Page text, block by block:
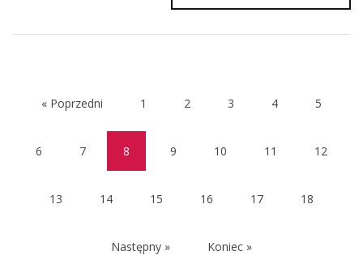
–
« Poprzedni 1 2 3 4 5
6 7
8
9 10 11 12
13 14 15 16 17 18
Następny » Koniec »